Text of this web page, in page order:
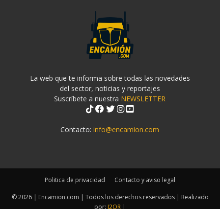
La web que te informa sobre todas las novedades
del sector, noticias y reportajes
Suscríbete a nuestra NEWSLETTER
Contacto:info@encamion.com
Politica de privacidad Contacto y aviso legal
© 2026 | Encamion.com | Todos los derechos reservados | Realizado
por: J2OR |